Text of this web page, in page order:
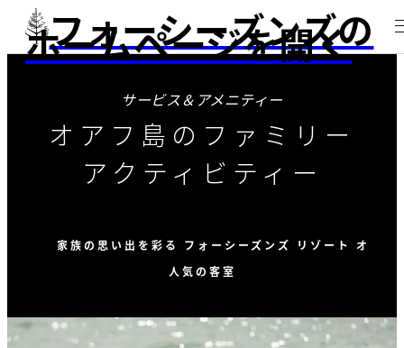
フォーシーズンズの
ホームページを開く
サービス＆アメニティー
オアフ島のファミリー
アクティビティー
家族の思い出を彩る フォーシーズンズ リゾート オアフ
人気の客室